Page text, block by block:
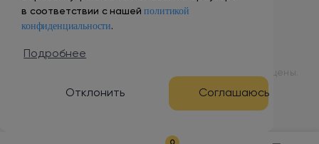
в соответствии с нашейполитикой
конфиденциальности.
Подробнее
Отклонить Соглашаюсь
сб-вс: выходной
© 1998 – 2024 ООО «Табак Вэйп Сити». Все права защищены.
Разработка и продвижение сайта
0